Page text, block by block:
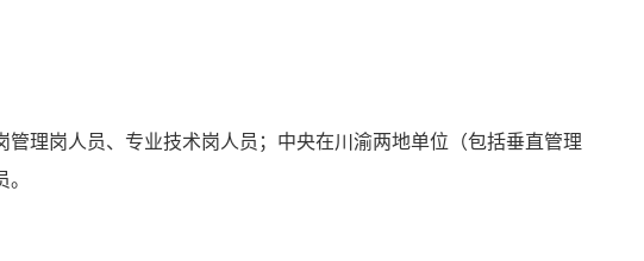
管理岗人员、专业技术岗人员；中央在川渝两地单位（包括垂直管理
。